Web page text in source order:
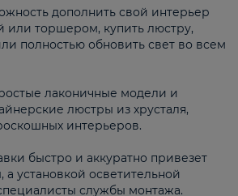
дополнить свой интерьер
или торшером, купить люстру,
полностью обновить свет во всем
лаконичные модели и
люстры из хрусталя,
интерьеров.
быстро и аккуратно привезет
а установкой осветительной
службы монтажа.